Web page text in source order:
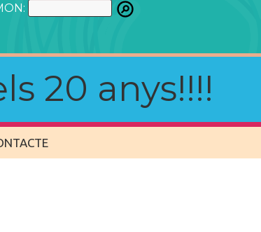
20 anys!!!!